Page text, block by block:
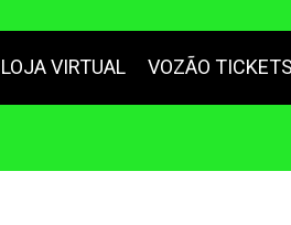
LOJA VIRTUAL VOZÃO TICKETS